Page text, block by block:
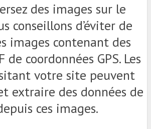
des images sur le
conseillons d’éviter de
images contenant des
de coordonnées GPS. Les
votre site peuvent
extraire des données de
ces images.